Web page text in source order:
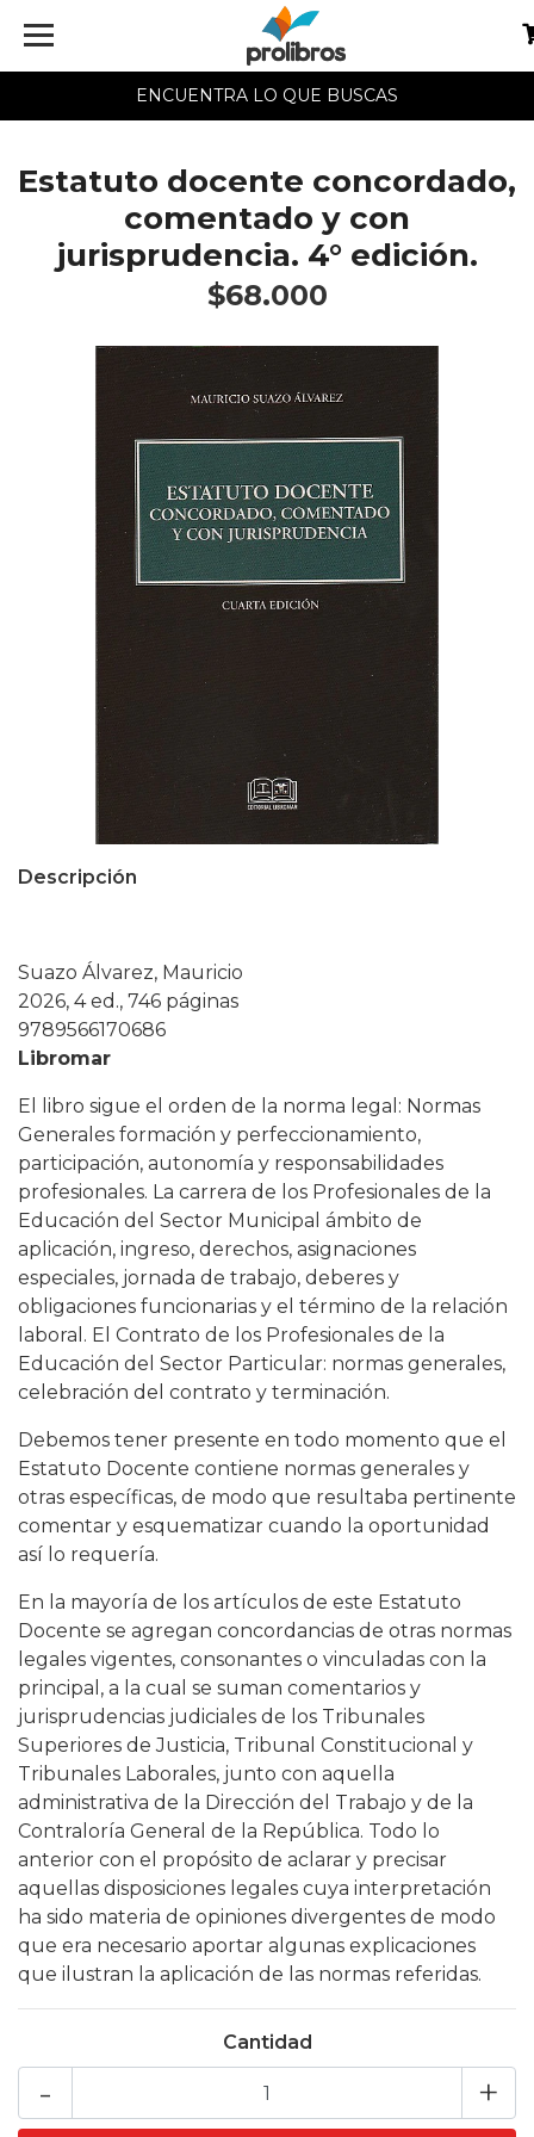
ENCUENTRA LO QUE BUSCAS
Estatuto docente concordado,
comentado y con
jurisprudencia. 4° edición.
$68.000
Descripción
Suazo Álvarez, Mauricio
2026, 4 ed., 746 páginas
9789566170686
Libromar
El libro sigue el orden de la norma legal: Normas
Generales formación y perfeccionamiento,
participación, autonomía y responsabilidades
profesionales. La carrera de los Profesionales de la
Educación del Sector Municipal ámbito de
aplicación, ingreso, derechos, asignaciones
especiales, jornada de trabajo, deberes y
obligaciones funcionarias y el término de la relación
laboral. El Contrato de los Profesionales de la
Educación del Sector Particular: normas generales,
celebración del contrato y terminación.
Debemos tener presente en todo momento que el
Estatuto Docente contiene normas generales y
otras específicas, de modo que resultaba pertinente
comentar y esquematizar cuando la oportunidad
así lo requería.
En la mayoría de los artículos de este Estatuto
Docente se agregan concordancias de otras normas
legales vigentes, consonantes o vinculadas con la
principal, a la cual se suman comentarios y
jurisprudencias judiciales de los Tribunales
Superiores de Justicia, Tribunal Constitucional y
Tribunales Laborales, junto con aquella
administrativa de la Dirección del Trabajo y de la
Contraloría General de la República. Todo lo
anterior con el propósito de aclarar y precisar
aquellas disposiciones legales cuya interpretación
ha sido materia de opiniones divergentes de modo
que era necesario aportar algunas explicaciones
que ilustran la aplicación de las normas referidas.
Cantidad
+
-